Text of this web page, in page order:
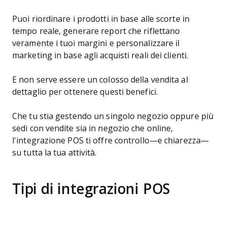
Puoi riordinare i prodotti in base alle scorte in
tempo reale, generare report che riflettano
veramente i tuoi margini e personalizzare il
marketing in base agli acquisti reali dei clienti.
E non serve essere un colosso della vendita al
dettaglio per ottenere questi benefici.
Che tu stia gestendo un singolo negozio oppure più
sedi con vendite sia in negozio che online,
l'integrazione POS ti offre controllo—e chiarezza—
su tutta la tua attività.
Tipi di integrazioni POS